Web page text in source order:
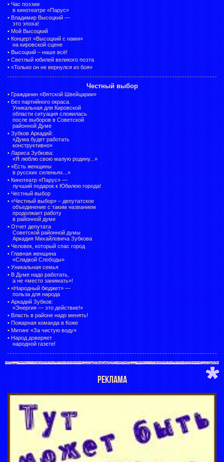
• Час поэзии
в кинотеатре «Парус»
• Владимир Высоцкий —
это эпоха!
• Мой Высоцкий
• Концерт «Высоцкий с нами»
на кировской сцене
• Высоцкий – наше всё!
• Светлый юбилей великого поэта
• «Только он не вернулся из боя»
Честный выбор
• Гражданин «Вятской Швейцарии»
• Без партийного окраса.
Уникальная для Кировской
области ситуация сложилась
после выборов в Советской
районной Думе
• Зубков Аркадий:
«Дума будет работать
конструктивно»
• Лариса Зубкова:
«Я люблю свою малую родину...»
• «Есть женщины
в русских селеньях...»
• Кинотеатр «Парус» —
лучший подарок к Юбилею города!
• Честный выбор
• «Честный выбор» – депутатское
объединение с таким названием
продолжает работу
в районной думе
• Отчет депутата
Советской районной думы
Аркадия Михайловича Зубкова
• Человек, который спас город
• Главная женщина
«Сладкой Слободы»
• Уникальная семья
• В Думе надо работать,
а не «место занимать»!
• «Народный бюджет» —
польза для народа
• Аркадий Зубков:
«Энергия — это действие!»
• Власть в районе надо менять!
• Пожарная команда в Коже
• Митинг «За чистую воду»
• Народ доверяет
народной газете!
РЕКЛАМА